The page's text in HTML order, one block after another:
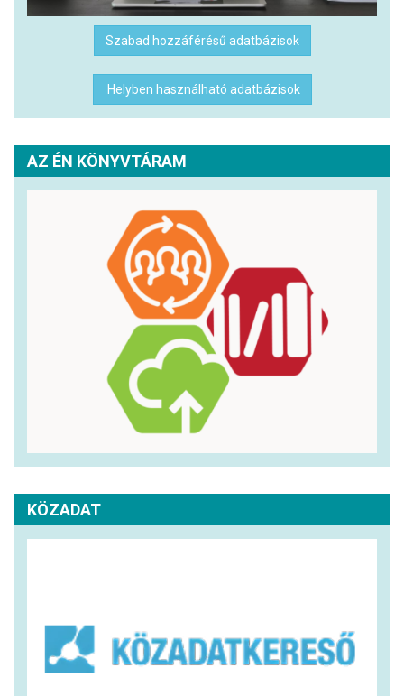
Szabad hozzáférésű adatbázisok
Helyben használható adatbázisok
AZ ÉN KÖNYVTÁRAM
KÖZADAT